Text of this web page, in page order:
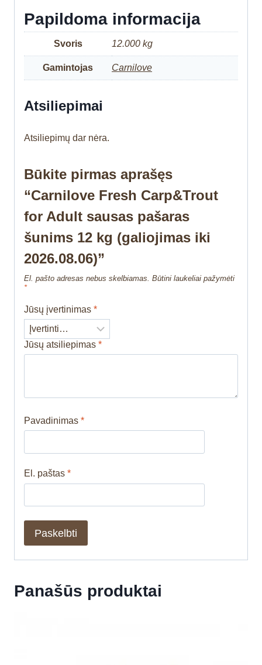
Papildoma informacija
Svoris 12.000 kg
Gamintojas Carnilove
Atsiliepimai
Atsiliepimų dar nėra.
Būkite pirmas aprašęs
“Carnilove Fresh Carp&Trout
for Adult sausas pašaras
šunims 12 kg (galiojimas iki
2026.08.06)”
El. pašto adresas nebus skelbiamas. Būtini laukeliai pažymėti
*
Jūsų įvertinimas *
Jūsų atsiliepimas *
Pavadinimas *
El. paštas *
Panašūs produktai